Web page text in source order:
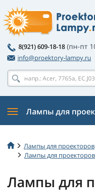
8(921) 609-18-18 (пн-пт
info@proektory-lampy.ru
Лампы для
Лампы для проекторов
Лампы для проекторов
Лампы для